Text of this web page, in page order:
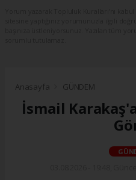
Anasayfa GÜNDEM
İsmail